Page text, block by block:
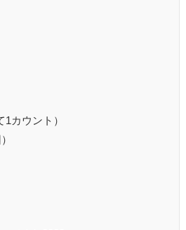
1カウント）